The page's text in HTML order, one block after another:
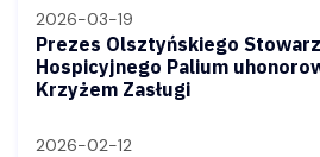
2026-03-19
Prezes Olsztyńskiego
Hospicyjnego Palium
Krzyżem Zasługi
2026-02-12